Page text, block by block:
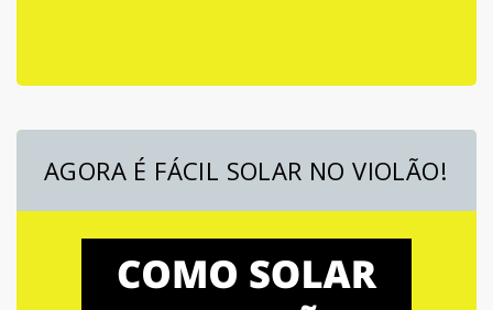
AGORA É FÁCIL SOLAR NO VIOLÃO!